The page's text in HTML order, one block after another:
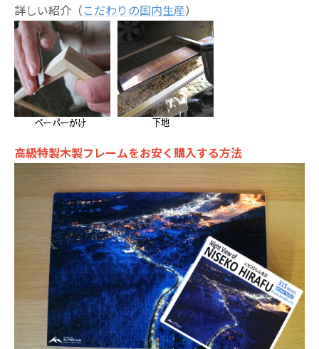
詳しい紹介（こだわりの国内生産）
高級特製木製フレームをお安く購入する方法